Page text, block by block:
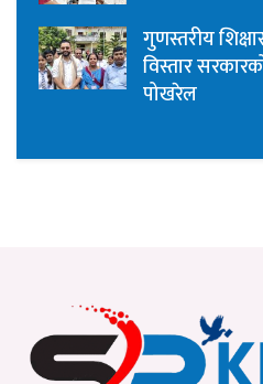
गुणस्तरीय
विस्तार
पोखरेल